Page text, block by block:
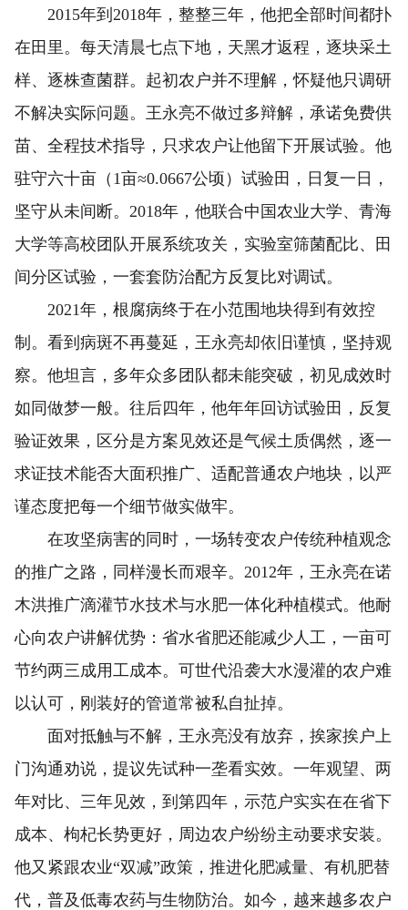
2015年到2018年，整整三年，他把全部时间都扑
在田里。每天清晨七点下地，天黑才返程，逐块采土
样、逐株查菌群。起初农户并不理解，怀疑他只调研
不解决实际问题。王永亮不做过多辩解，承诺免费供
苗、全程技术指导，只求农户让他留下开展试验。他
驻守六十亩（1亩≈0.0667公顷）试验田，日复一日，
坚守从未间断。2018年，他联合中国农业大学、青海
大学等高校团队开展系统攻关，实验室筛菌配比、田
间分区试验，一套套防治配方反复比对调试。
2021年，根腐病终于在小范围地块得到有效控
制。看到病斑不再蔓延，王永亮却依旧谨慎，坚持观
察。他坦言，多年众多团队都未能突破，初见成效时
如同做梦一般。往后四年，他年年回访试验田，反复
验证效果，区分是方案见效还是气候土质偶然，逐一
求证技术能否大面积推广、适配普通农户地块，以严
谨态度把每一个细节做实做牢。
在攻坚病害的同时，一场转变农户传统种植观念
的推广之路，同样漫长而艰辛。2012年，王永亮在诺
木洪推广滴灌节水技术与水肥一体化种植模式。他耐
心向农户讲解优势：省水省肥还能减少人工，一亩可
节约两三成用工成本。可世代沿袭大水漫灌的农户难
以认可，刚装好的管道常被私自扯掉。
面对抵触与不解，王永亮没有放弃，挨家挨户上
门沟通劝说，提议先试种一垄看实效。一年观望、两
年对比、三年见效，到第四年，示范户实实在在省下
成本、枸杞长势更好，周边农户纷纷主动要求安装。
他又紧跟农业“双减”政策，推进化肥减量、有机肥替
代，普及低毒农药与生物防治。如今，越来越多农户